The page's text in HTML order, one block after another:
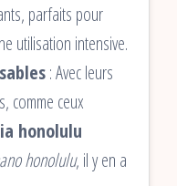
parfaits pour
utilisation intensive.
: Avec leurs
comme ceux
honolulu
honolulu, il y en a